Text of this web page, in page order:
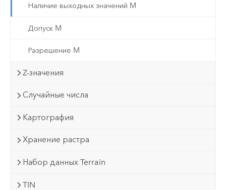
Наличие выходных значений M
Допуск M
Разрешение M
Z-значения
Случайные числа
Картография
Хранение растра
Набор данных Terrain
TIN